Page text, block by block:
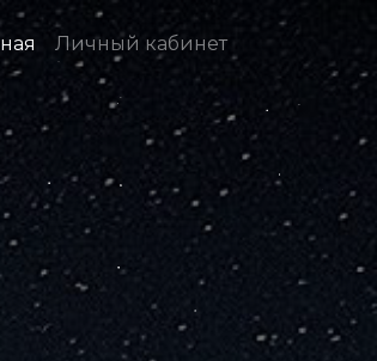
Личный кабинет